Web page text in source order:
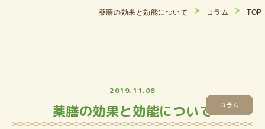
TOP
コラム
薬膳の効果と効能について
コラム
2019.11.08
薬膳の効果と効能について